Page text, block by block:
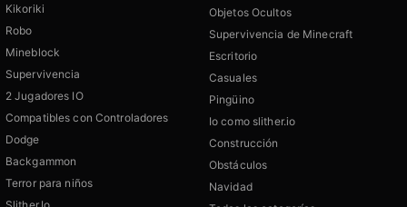
Kikoriki
Robo
Mineblock
Supervivencia
2 Jugadores IO
Compatibles con Controladores
Dodge
Backgammon
Terror para niños
Objetos Ocultos
Supervivencia de Minecraft
Escritorio
Casuales
Pingüino
Io como slither.io
Construcción
Obstáculos
Navidad